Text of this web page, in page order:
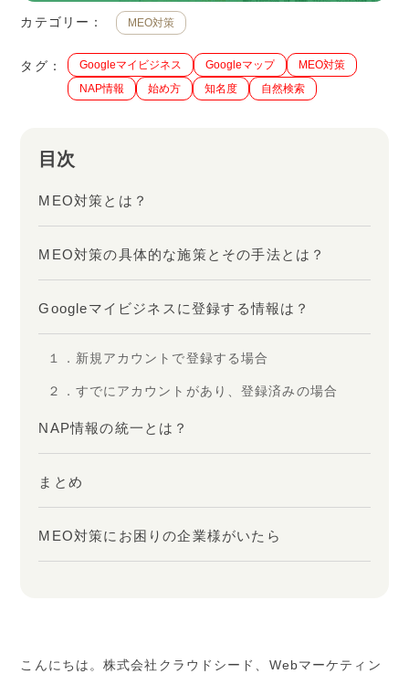
カテゴリー： MEO対策
タグ： Googleマイビジネス Googleマップ
MEO対策
NAP情報
始め方 知名度 自然検索
目次
MEO対策とは？
MEO対策の具体的な施策とその手法とは？
Googleマイビジネスに登録する情報は？
１．新規アカウントで登録する場合
２．すでにアカウントがあり、登録済みの場合
NAP情報の統一とは？
まとめ
MEO対策にお困りの企業様がいたら
こんにちは。株式会社クラウドシード、 Webマーケティン